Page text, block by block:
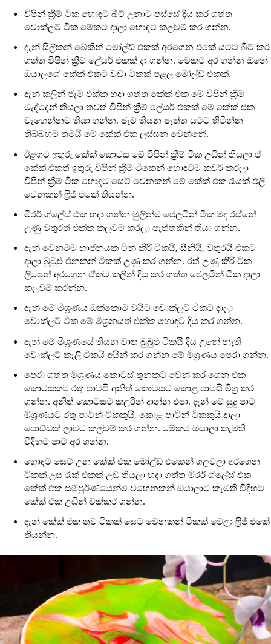
විපින් ක්‍රීම් ටික හොඳට බීට් උනාට පස්සේ දිය කර ගත්ත
චොක්ලට් ටික මේකට දාලා හොඳට කලවම් කර ගන්න.
දැන් සිලිකන් බේකින් මෝල්ඩ් එකක් අරගෙන එකේ යටට බීට් කර
ගත්ත විපින් ක්‍රීම් ලේයර් එකක් දා ගන්න. මේකට අර ගන්න ඕනේ
ඔයාලගේ කේක් එකට වඩා ටිකක් පළල මෝල්ඩ් එකක්.
දැන් කලින් ජෑම් එක්ක හදා ගත්ත කේක් එක මේ විපින් ක්‍රීම්
මැද්දෙන් තියලා තවත් විපින් ක්‍රීම් ලේයර් එකක් මේ කේක් එක
වැහෙන්නම තියා ගන්න. ජෑම් තියන පැත්ත යටට හිටින්න
තිබ්බහම තමයි මේ කේක් එක ලස්සන වෙන්නේ.
ඊළගට ඉතුරු කේක් කොටස මේ විපින් ක්‍රීම් ටික උඩින් තියලා ඒ
කේක් එකත් ඉතුරු විපින් ක්‍රීම් ටිකෙන් හොඳටම කවර් කරලා
විපින් ක්‍රීම් ටික හොඳට සෙට් වෙනකන් මේ කේක් එක රැයක් එලි
වෙනකන් ෆ්‍රිජ් එකේ තියන්න.
මිරර් ග්ලේස් එක හදා ගන්න මුලින්ම ජෙලටින් ටික මද රස්නේ
උණු වතුරත් එක්ක කලවම් කරලා පැත්තකින් තියා ගන්න.
දැන් වෙනමම භාජනයක ටින් කිරි ටිකයි, සීනියි, වතුරයි එකට
දාලා බුබුළු එනකන් ටිකක් උණු කර ගන්න. රත් උණු කිරි ටික
ලිපෙන් අරගෙන ඒකට කලින් දිය කර ගත්ත ජෙලටින් ටික දාලා
කලවම් කරන්න.
දැන් මේ මිශ්‍රණය ඔක්කොම වයිට් චොක්ලට් ටිකට දාලා
චොක්ලට් ටික මේ මිශ්‍රනයත් එක්ක හොඳට දිය කර ගන්න.
දැන් මේ මිශ්‍රණයේ තියන වාත බුබුළු ටිකයි දිය උනේ නැති
චොක්ලට් කෑලි ටිකයි අයින් කර ගන්න මේ මිශ්‍රණය පෙරා ගන්න.
පෙරා ගත්ත මිශ්‍රණය කොටස් තුනකට වෙන් කර ගෙන එක
කොටසකට රතු පාටයි අනිත් කොටසට කොළ පාටයි මිශ්‍ර කර
ගන්න. අනිත් කොටසට කලරින් දාන්න එපා. දැන් මේ සුදු පාට
මිශ්‍රණයට රතු පාටින් ටිකකුයි, කොළ පාටින් ටිකකුයි දාලා
පොඩ්ඩක් ලාවට කලවම් කර ගන්න. මේකට ඔයාලා කැමති
විදිහට පාට අර ගන්න.
හොඳට සෙට් උන කේක් එක මෝල්ඩ් එකෙන් ගලවලා අරගෙන
ටිකක් උස රැක් එකක් උඩ තියලා හදා ගත්ත මිරර් ග්ලේස් එක
කේක් එක සම්පුර්ණයෙන්ම වහෙනකන් ඔයාලාට කැමති විදිහට
කේක් එක උඩින් වක්කර ගන්න.
දැන් කේක් එක තව ටිකක් සෙට් වෙනකන් ටිකක් වෙලා ෆ්‍රිජ් එකේ
තියන්න.